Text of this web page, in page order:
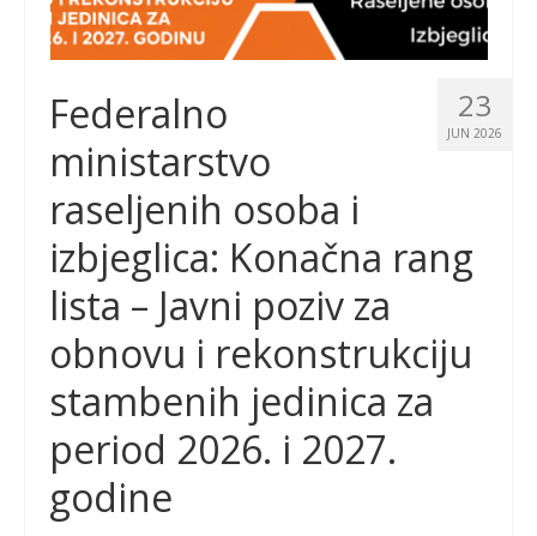
23
JUN 2026
Federalno
ministarstvo
raseljenih osoba i
izbjeglica: Konačna rang
lista – Javni poziv za
obnovu i rekonstrukciju
stambenih jedinica za
period 2026. i 2027.
godine